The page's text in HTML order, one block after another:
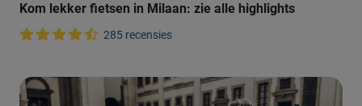
Kom lekker fietsen in Milaan: zie alle highlights
285 recensies